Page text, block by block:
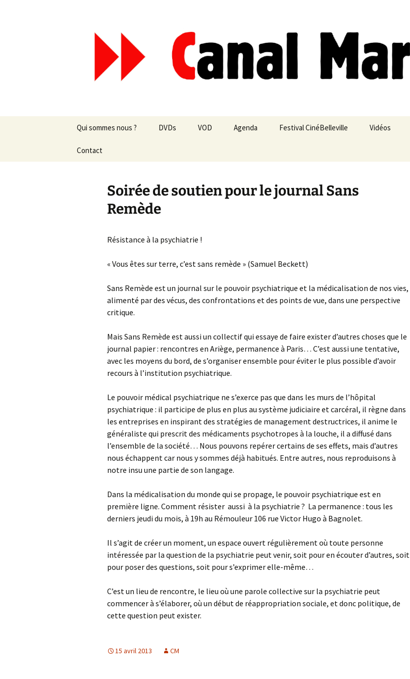
Canal Marches
Qui sommes nous ?
Les revues de presse
Les projets
DVDs VOD Agenda Festival CinéBelleville Vidéos
Contact
Soirée de soutien pour le journal Sans
Remède
Résistance à la psychiatrie !
« Vous êtes sur terre, c’est sans remède » (Samuel Beckett)
Sans Remède est un journal sur le pouvoir psychiatrique et la médicalisation de nos vies,
alimenté par des vécus, des confrontations et des points de vue, dans une perspective
critique.
Mais Sans Remède est aussi un collectif qui essaye de faire exister d’autres choses que le
journal papier : rencontres en Ariège, permanence à Paris… C’est aussi une tentative,
avec les moyens du bord, de s’organiser ensemble pour éviter le plus possible d’avoir
recours à l’institution psychiatrique.
Le pouvoir médical psychiatrique ne s’exerce pas que dans les murs de l’hôpital
psychiatrique : il participe de plus en plus au système judiciaire et carcéral, il règne dans
les entreprises en inspirant des stratégies de management destructrices, il anime le
généraliste qui prescrit des médicaments psychotropes à la louche, il a diffusé dans
l’ensemble de la société… Nous pouvons repérer certains de ses effets, mais d’autres
nous échappent car nous y sommes déjà habitués. Entre autres, nous reproduisons à
notre insu une partie de son langage.
Dans la médicalisation du monde qui se propage, le pouvoir psychiatrique est en
première ligne. Comment résister ­ aussi ­ à la psychiatrie ? ­­­­­­­­­­­­­­­­­­­­­­­­­­­­­­­­­­­­­­­ La permanence : tous les
derniers jeudi du mois, à 19h au Rémouleur 106 rue Victor Hugo à Bagnolet.
Il s’agit de créer un moment, un espace ouvert régulièrement où toute personne
intéressée par la question de la psychiatrie peut venir, soit pour en écouter d’autres, soit
pour poser des questions, soit pour s’exprimer elle-même…
C’est un lieu de rencontre, le lieu où une parole collective sur la psychiatrie peut
commencer à s’élaborer, où un début de réappropriation sociale, et donc politique, de
cette question peut exister.
15 avril 2013 CM